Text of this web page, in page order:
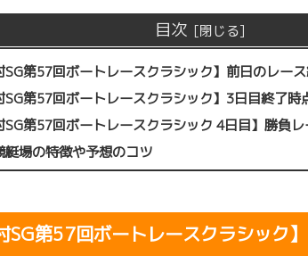
目次
SG第57回ボートレースクラシック】前日のレー
SG第57回ボートレースクラシック】3日目終了
SG第57回ボートレースクラシック 4日目】勝負
艇場の特徴や予想のコツ
SG第57回ボートレースクラシック